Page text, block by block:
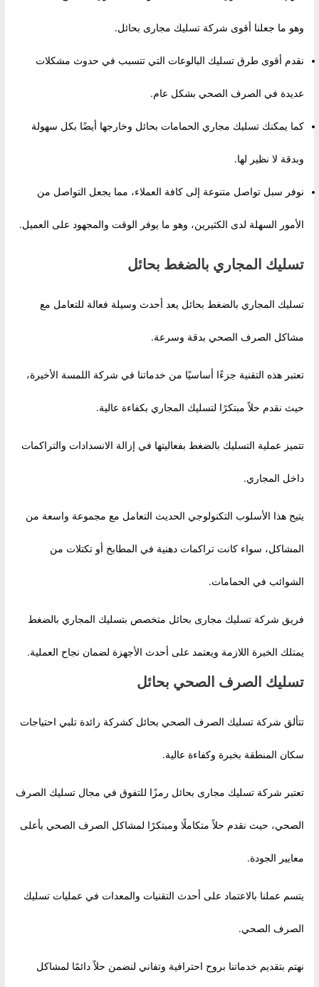
وهو ما جعلنا أقوى شركة تسليك مجارى بحائل.
نقدم أقوى طرق تسليك البالوعات التي تتسبب في حدوث مشكلات
عديدة في الصرف الصحي بشكل عام.
كما يمكنك تسليك مجاري الحمامات بحائل وخارجها أيضًا بكل سهولة
وبدقة لا نظير لها.
نوفر سبل تواصل متنوعة إلى كافة العملاء، مما يجعل التواصل من
الأمور السهلة لدى الكثيرين، وهو ما يوفر الوقت والمجهود على العميل.
تسليك المجاري بالضغط بحائل
تسليك المجاري بالضغط بحائل يعد أحدث وسيلة فعالة للتعامل مع
مشاكل الصرف الصحي بدقة وسرعة.
تعتبر هذه التقنية جزءًا أساسيًا من خدماتنا في شركة اللمسة الأخيرة،
حيث نقدم حلاً مبتكرًا لتسليك المجاري بكفاءة عالية.
تتميز عملية التسليك بالضغط بفعاليتها في إزالة الانسدادات والتراكمات
داخل المجاري.
يتيح هذا الأسلوب التكنولوجي الحديث التعامل مع مجموعة واسعة من
المشاكل، سواء كانت تراكمات دهنية في المطابخ أو تكتلات من
الشوائب في الحمامات.
فريق شركة تسليك مجارى بحائل متخصص بتسليك المجاري بالضغط
يمتلك الخبرة اللازمة ويعتمد على أحدث الأجهزة لضمان نجاح العملية.
تسليك الصرف الصحي بحائل
تتألق شركة تسليك الصرف الصحي بحائل كشركة رائدة تلبي احتياجات
سكان المنطقة بخبرة وكفاءة عالية.
تعتبر شركة تسليك مجارى بحائل رمزًا للتفوق في مجال تسليك الصرف
الصحي، حيث نقدم حلاً متكاملًا ومبتكرًا لمشاكل الصرف الصحي بأعلى
معايير الجودة.
يتسم عملنا بالاعتماد على أحدث التقنيات والمعدات في عمليات تسليك
الصرف الصحي.
نهتم بتقديم خدماتنا بروح احترافية وتفاني لنضمن حلاً دائمًا لمشاكل